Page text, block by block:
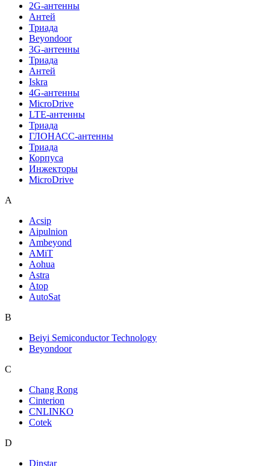
2G-антенны
Антей
Триада
Beyondoor
3G-антенны
Триада
Антей
Iskra
4G-антенны
MicroDrive
LTE-антенны
Триада
ГЛОНАСС-антенны
Триада
Корпуса
Инжекторы
MicroDrive
A
Acsip
Aipulnion
Ambeyond
AMiT
Aohua
Astra
Atop
AutoSat
B
Beiyi Semiconductor Technology
Beyondoor
C
Chang Rong
Cinterion
CNLINKO
Cotek
D
Dinstar